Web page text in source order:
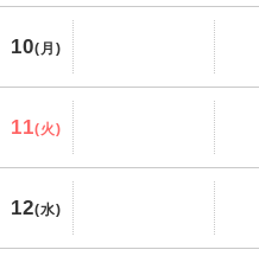
10(月)
11(火)
12(水)